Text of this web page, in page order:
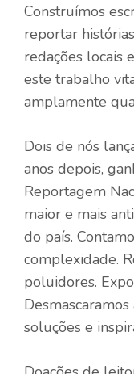
Construímos
reportar
redações locais
este trabalho
amplamente
Dois de nós
anos depois,
Reportagem
maior e mais
do país.
complexidade.
poluidores.
soluções e